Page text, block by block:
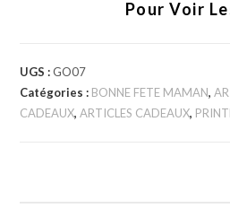
Pour Voir
UGS :GO07
Catégories : BONNE FETE MAMAN,
CADEAUX,ARTICLES CADEAUX,